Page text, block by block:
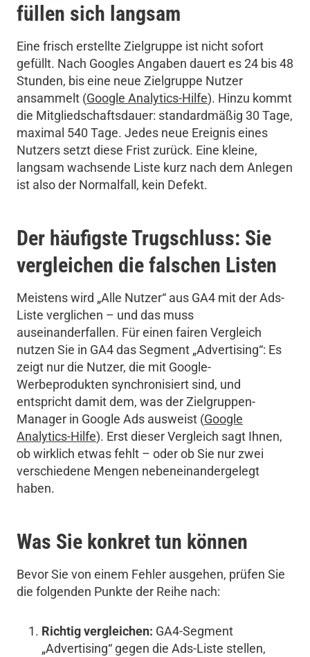
füllen sich langsam
Eine frisch erstellte Zielgruppe ist nicht sofort
gefüllt. Nach Googles Angaben dauert es 24 bis 48
Stunden, bis eine neue Zielgruppe Nutzer
ansammelt (Google Analytics-Hilfe). Hinzu kommt
die Mitgliedschaftsdauer: standardmäßig 30 Tage,
maximal 540 Tage. Jedes neue Ereignis eines
Nutzers setzt diese Frist zurück. Eine kleine,
langsam wachsende Liste kurz nach dem Anlegen
ist also der Normalfall, kein Defekt.
Der häufigste Trugschluss: Sie
vergleichen die falschen Listen
Meistens wird „Alle Nutzer“ aus GA4 mit der Ads-
Liste verglichen – und das muss
auseinanderfallen. Für einen fairen Vergleich
nutzen Sie in GA4 das Segment „Advertising“: Es
zeigt nur die Nutzer, die mit Google-
Werbeprodukten synchronisiert sind, und
entspricht damit dem, was der Zielgruppen-
Manager in Google Ads ausweist (Google
Analytics-Hilfe). Erst dieser Vergleich sagt Ihnen,
ob wirklich etwas fehlt – oder ob Sie nur zwei
verschiedene Mengen nebeneinandergelegt
haben.
Was Sie konkret tun können
Bevor Sie von einem Fehler ausgehen, prüfen Sie
die folgenden Punkte der Reihe nach:
Richtig vergleichen: GA4-Segment
„Advertising“ gegen die Ads-Liste stellen,